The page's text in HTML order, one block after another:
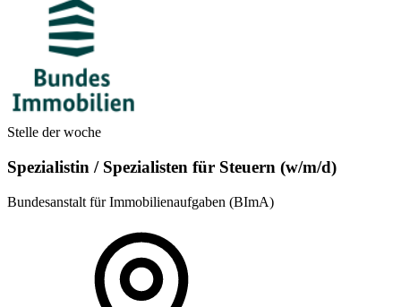
Stelle der woche
Spezialistin / Spezialisten für Steuern (w/m/d)
Bundesanstalt für Immobilienaufgaben (BImA)